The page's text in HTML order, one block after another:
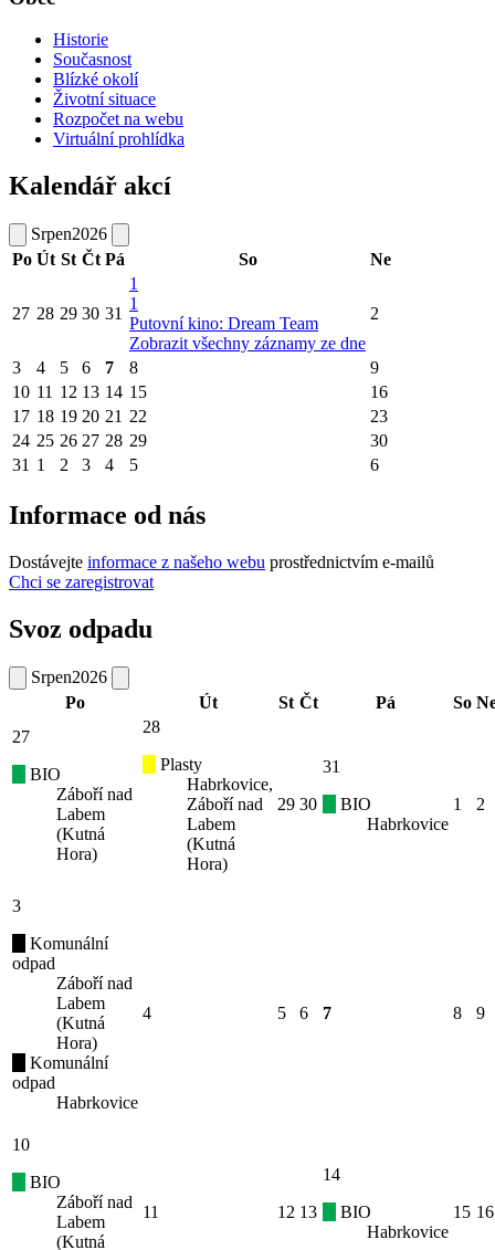
Historie
Současnost
Blízké okolí
Životní situace
Rozpočet na webu
Virtuální prohlídka
Kalendář akcí
Srpen2026
Po Út St Čt Pá So Ne
27 28 29 30 31
1
1
Putovní kino: Dream Team
Zobrazit všechny záznamy ze dne
2
3 4 5 6 7 8
9
10 11 12 13 14 15
16
17 18 19 20 21 22
23
24 25 26 27 28 29
30
31 1 2 3 4 5 6
Informace od nás
Dostávejte informace z našeho webu prostřednictvím e-mailů
Chci se zaregistrovat
Svoz odpadu
Srpen2026
Po
Út St Čt Pá So
27
BIO
Záboří nad
Labem
(Kutná
Hora)
28
Plasty
Habrkovice,
Záboří nad
Labem
(Kutná
Hora)
29 30
31
BIO
Habrkovice
1 2
3
Komunální
odpad
Záboří nad
Labem
(Kutná
Hora)
Komunální
odpad
Habrkovice
4 5 6 7 8 9
10
BIO
Záboří nad
Labem
(Kutná
11 12 13
14
BIO
Habrkovice
15 16